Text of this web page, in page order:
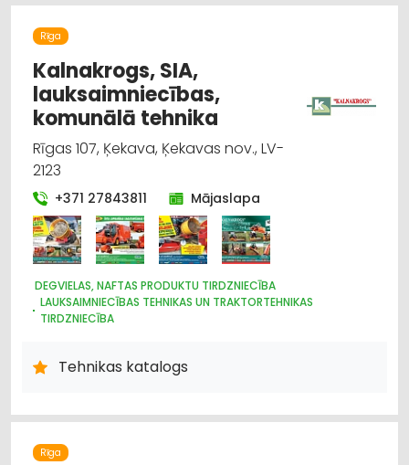
Rīga
Kalnakrogs, SIA,
lauksaimniecības,
komunālā tehnika
Rīgas 107, Ķekava, Ķekavas nov., LV-
2123
+371 27843811 Mājaslapa
DEGVIELAS, NAFTAS PRODUKTU TIRDZNIECĪBA
LAUKSAIMNIECĪBAS TEHNIKAS UN TRAKTORTEHNIKAS
TIRDZNIECĪBA
LAUKSAIMNIECĪBAS TEHNIKAS UN TRAKTORTEHNIKAS NOMA
LAUKSAIMNIECĪBAS TEHNIKAS UN TRAKTORTEHNIKAS REZERVES
AUTO ĶĪMIJA, AUTO KRĀSAS
Tehnikas katalogs
Rīga